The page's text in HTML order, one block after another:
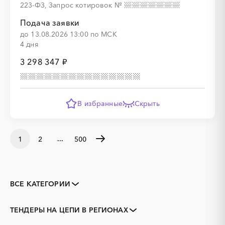
223-ФЗ, Запрос котировок №
Подача заявки
до 13.08.2026 13:00 по МСК
4 дня
3 298 347 ₽
В избранные Скрыть
1 2 ... 500
ВСЕ КАТЕГОРИИ
Тендеры заводов
1С
ТЕНДЕРЫ НА ЦЕПИ В РЕГИОНАХ